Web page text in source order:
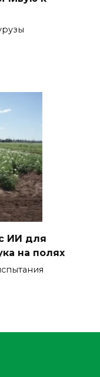
ИИ для
на полях